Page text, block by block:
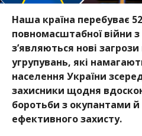
Наша країна перебуває
повномасштабної війни
з’являються нові
угрупувань, які
населення України
захисники щодня
боротьби з окупантами
ефективного захисту.